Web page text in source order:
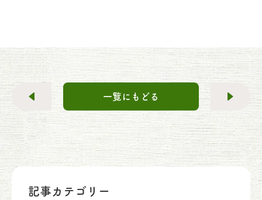
一覧にもどる
記事カテゴリー